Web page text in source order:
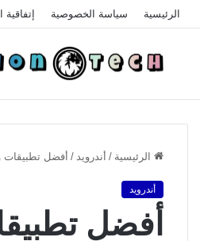
الرئيسية سياسة الخصوصية
الرئيسية / أندرويد / أفضل تطبيقات و ألعاب
أندرويد